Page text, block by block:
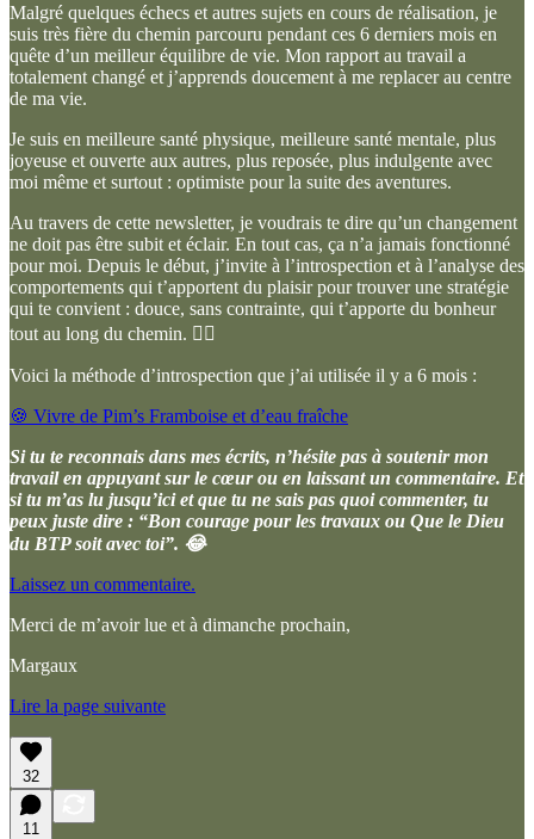
Malgré quelques échecs et autres sujets en cours de réalisation, je
suis très fière du chemin parcouru pendant ces 6 derniers mois en
quête d’un meilleur équilibre de vie. Mon rapport au travail a
totalement changé et j’apprends doucement à me replacer au centre
de ma vie.
Je suis en meilleure santé physique, meilleure santé mentale, plus
joyeuse et ouverte aux autres, plus reposée, plus indulgente avec
moi même et surtout : optimiste pour la suite des aventures.
Au travers de cette newsletter, je voudrais te dire qu’un changement
ne doit pas être subit et éclair. En tout cas, ça n’a jamais fonctionné
pour moi. Depuis le début, j’invite à l’introspection et à l’analyse des
comportements qui t’apportent du plaisir pour trouver une stratégie
qui te convient : douce, sans contrainte, qui t’apporte du bonheur
tout au long du chemin. 🧙‍♂️
Voici la méthode d’introspection que j’ai utilisée il y a 6 mois :
🍪 Vivre de Pim’s Framboise et d’eau fraîche
Si tu te reconnais dans mes écrits, n’hésite pas à soutenir mon
travail en appuyant sur le cœur ou en laissant un commentaire. Et
si tu m’as lu jusqu’ici et que tu ne sais pas quoi commenter, tu
peux juste dire : “Bon courage pour les travaux ou Que le Dieu
du BTP soit avec toi”. 😂
Laissez un commentaire.
Merci de m’avoir lue et à dimanche prochain,
Margaux
Lire la page suivante
32
11